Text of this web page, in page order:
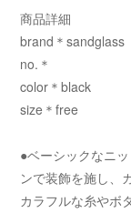
商品詳細
brand＊sandglass
no.＊
color＊black
size＊free
●ベーシックなニ
ンで装飾を施し、
カラフルな糸やボ